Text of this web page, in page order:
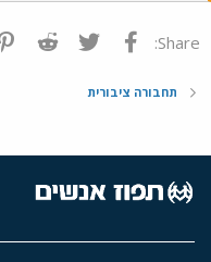
Share: פייסבוק Twitter
תחבורה ציבורית